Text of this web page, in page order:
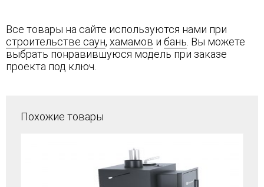
Все товары на сайте используются нами при
строительстве саун, хамамов и бань . Вы можете
выбрать понравившуюся модель при заказе
проекта под ключ.
Похожие товары